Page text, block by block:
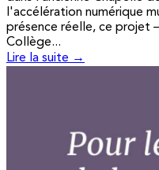
l'accélération numérique
présence réelle, ce
Collège...
Lire la suite →